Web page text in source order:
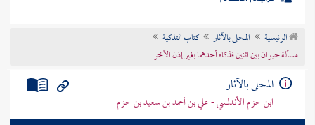
موضوعي
تراجم الأعلام
الرئيسية المحلى بالآثار
كتاب التذكية
مسألة حيوان بين اثنين فذكاه أحدهما بغير إذن الآخر
المحلى بالآثار
ابن حزم الأندلسي - علي بن أحمد بن سعيد بن حزم